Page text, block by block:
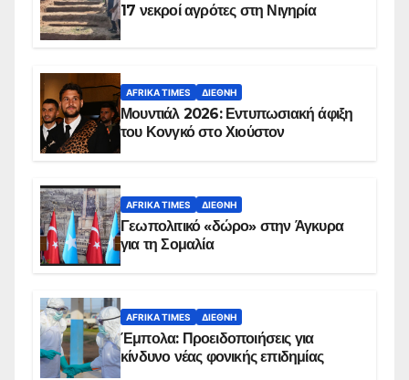
17 νεκροί αγρότες στη Νιγηρία
AFRIKA TIMES ΔΙΕΘΝΉ
Μουντιάλ 2026: Εντυπωσιακή άφιξη
του Κονγκό στο Χιούστον
AFRIKA TIMES ΔΙΕΘΝΉ
Γεωπολιτικό «δώρο» στην Άγκυρα
για τη Σομαλία
AFRIKA TIMES ΔΙΕΘΝΉ
Έμπολα: Προειδοποιήσεις για
κίνδυνο νέας φονικής επιδημίας